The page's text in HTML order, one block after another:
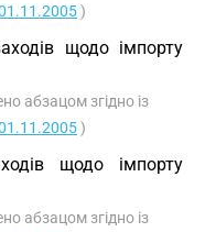
)
щодо імпорту
абзацом згідно із
)
щодо імпорту
абзацом згідно із